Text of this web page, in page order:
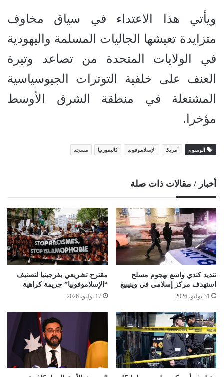
ويأتي هذا الاعتداء في سياق مخاوف
متزايدة تعيشها الجاليات المسلمة واليهودية
في الولايات المتحدة من تصاعد وتيرة
العنف على خلفية التوترات الجيوسياسية
المشتعلة في منطقة الشرق الأوسط
مؤخرا.
الوسوم أمريكا الإسلاموفوبيا كاليفورنيا مسجد
أخبار / مقالات ذات صلة
تنديد كندي واسع بهجوم مسلح
استهدف مركز إسلامي في وينيبيغ
31 يوليو، 2026
مقترح تشريعي بفرجينيا لتصنيف
“الإسلاموفوبيا” جريمة كراهية
17 يوليو، 2026